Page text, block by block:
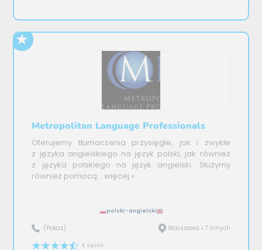
Metropolitan Language Professionals
Oferujemy tłumaczenia przysięgłe, jak i zwykłe
z języka angielskiego na język polski, jak również
z języka polskiego na język angielski. Służymy
również pomocą... więcej »
polski–angielski
(Pokaż) Warszawa i 7 innych
6 opinii